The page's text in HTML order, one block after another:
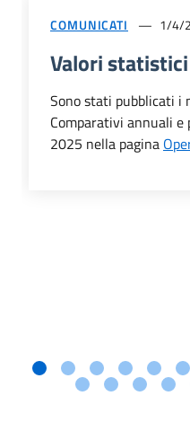
COMUNICATI 1/4/
Valori
Sono stati pubblicati i
Comparativi annuali e
2025 nella pagina